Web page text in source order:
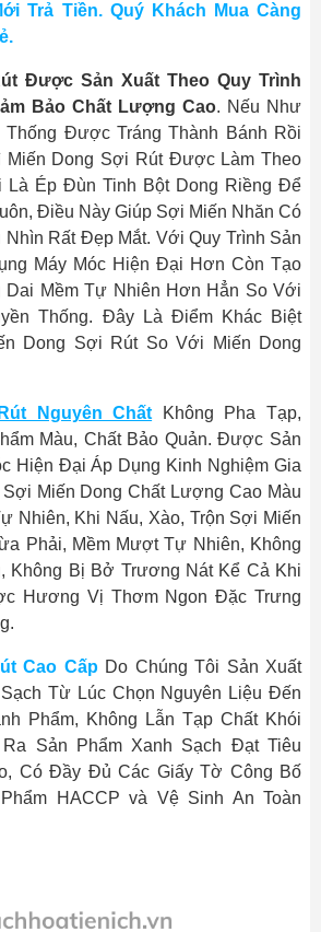
Trả Tiền. Quý Khách Mua Càng
Được Sản Xuất Theo Quy Trình
Bảo Chất Lượng Cao. Nếu Như
Thống Được Tráng Thành Bánh Rồi
Miến Dong Sợi Rút Được Làm Theo
Là Ép Đùn Tinh Bột Dong Riềng Để
Điều Này Giúp Sợi Miến Nhăn Có
Nhìn Rất Đẹp Mắt. Với Quy Trình Sản
Máy Móc Hiện Đại Hơn Còn Tạo
Dai Mềm Tự Nhiên Hơn Hẳn So Với
Thống. Đây Là Điểm Khác Biệt
Dong Sợi Rút So Với Miến Dong
Nguyên Chất
Không Pha Tạp,
Màu, Chất Bảo Quản. Được Sản
Hiện Đại Áp Dụng Kinh Nghiệm Gia
Miến Dong Chất Lượng Cao Màu
Nhiên, Khi Nấu, Xào, Trộn Sợi Miến
Phải, Mềm Mượt Tự Nhiên, Không
Không Bị Bở Trương Nát Kể Cả Khi
Hương Vị Thơm Ngon Đặc Trưng
Cao Cấp Do Chúng Tôi Sản Xuất
Từ Lúc Chọn Nguyên Liệu Đến
Phẩm, Không Lẫn Tạp Chất Khói
Sản Phẩm Xanh Sạch Đạt Tiêu
Có Đầy Đủ Các Giấy Tờ Công Bố
HACCP và Vệ Sinh An Toàn